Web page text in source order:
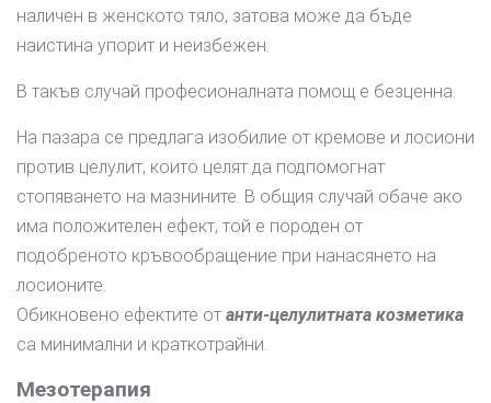
наличен в женското тяло, затова може да бъде
наистина упорит и неизбежен.
В такъв случай професионалната помощ е безценна.
На пазара се предлага изобилие от кремове и лосиони
против целулит, които целят да подпомогнат
стопяването на мазнините. В общия случай обаче ако
има положителен ефект, той е породен от
подобреното кръвообращение при нанасянето на
лосионите.
Обикновено ефектите от анти-целулитната козметика
са минимални и краткотрайни.
Мезотерапия